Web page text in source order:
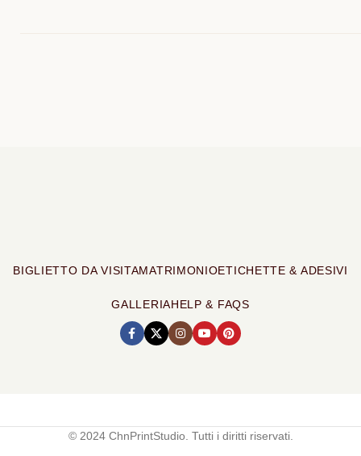
BIGLIETTO DA VISITAMATRIMONIOETICHETTE & ADESIVI
GALLERIAHELP & FAQS
© 2024 ChnPrintStudio. Tutti i diritti riservati.